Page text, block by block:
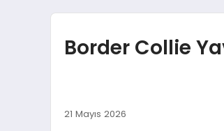
Border Collie
21 Mayıs 2026